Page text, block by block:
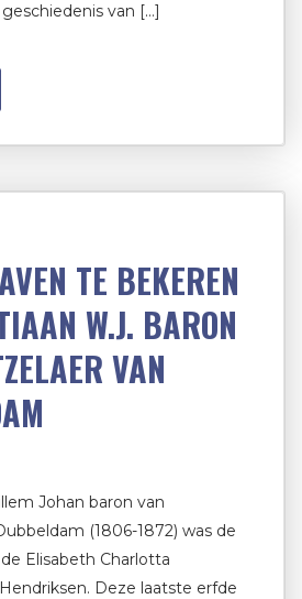
van […]
TE BEKEREN
W.J. BARON
VAN
Johan baron van
(1806-1872) was de
Elisabeth Charlotta
Deze laatste erfde